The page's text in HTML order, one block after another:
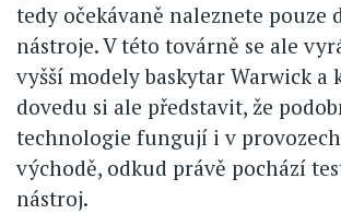
tedy očekávaně naleznete pouze
nástroje. V této továrně se ale
vyšší modely baskytar Warwick a
dovedu si ale představit, že
technologie fungují i v
východě, odkud právě pochází
nástroj.